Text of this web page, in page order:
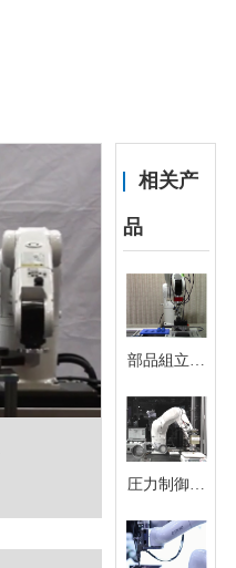
相关产
品
部品組立継
圧力制御ツ